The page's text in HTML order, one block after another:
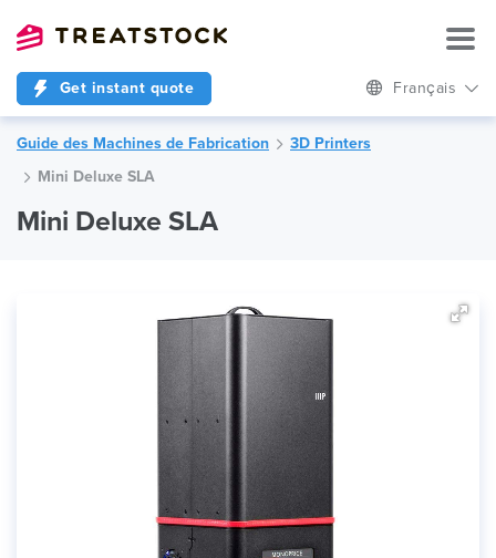
Get instant quote Français
Guide des Machines de Fabrication
3D Printers
Mini Deluxe SLA
Mini Deluxe SLA